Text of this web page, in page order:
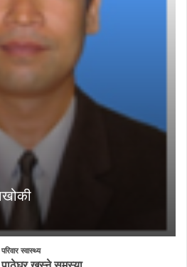
परिवार स्वास्थ्य